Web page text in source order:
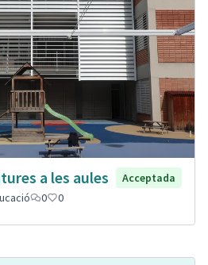
a les aules
Acceptada
0 0